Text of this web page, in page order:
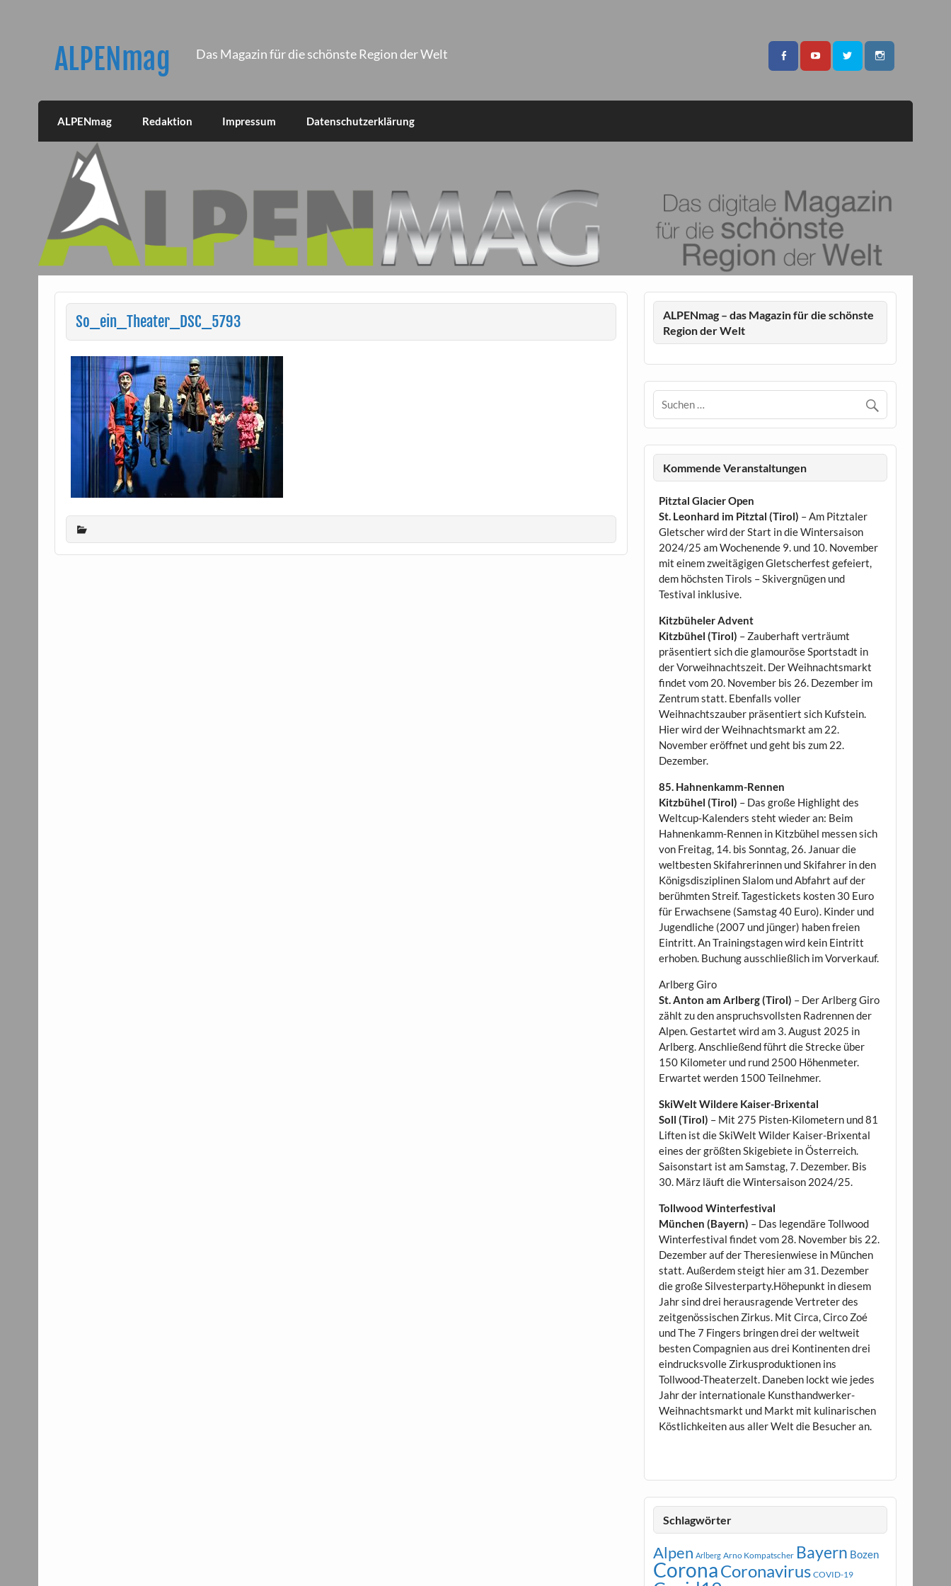
ALPENmag Das Magazin für die schönste Region der Welt
ALPENmag Redaktion Impressum Datenschutzerklärung
So_ein_Theater_DSC_5793
ALPENmag – das Magazin für die schönste
Region der Welt
Kommende Veranstaltungen
Pitztal Glacier Open
St. Leonhard im Pitztal (Tirol) – Am Pitztaler
Gletscher wird der Start in die Wintersaison
2024/25 am Wochenende 9. und 10. November
mit einem zweitägigen Gletscherfest gefeiert,
dem höchsten Tirols – Skivergnügen und
Testival inklusive.
Kitzbüheler Advent
Kitzbühel (Tirol) – Zauberhaft verträumt
präsentiert sich die glamouröse Sportstadt in
der Vorweihnachtszeit. Der Weihnachtsmarkt
findet vom 20. November bis 26. Dezember im
Zentrum statt. Ebenfalls voller
Weihnachtszauber präsentiert sich Kufstein.
Hier wird der Weihnachtsmarkt am 22.
November eröffnet und geht bis zum 22.
Dezember.
85. Hahnenkamm-Rennen
Kitzbühel (Tirol) – Das große Highlight des
Weltcup-Kalenders steht wieder an: Beim
Hahnenkamm-Rennen in Kitzbühel messen sich
von Freitag, 14. bis Sonntag, 26. Januar die
weltbesten Skifahrerinnen und Skifahrer in den
Königsdisziplinen Slalom und Abfahrt auf der
berühmten Streif. Tagestickets kosten 30 Euro
für Erwachsene (Samstag 40 Euro). Kinder und
Jugendliche (2007 und jünger) haben freien
Eintritt. An Trainingstagen wird kein Eintritt
erhoben. Buchung ausschließlich im Vorverkauf.
Arlberg Giro
St. Anton am Arlberg (Tirol) – Der Arlberg Giro
zählt zu den anspruchsvollsten Radrennen der
Alpen. Gestartet wird am 3. August 2025 in
Arlberg. Anschließend führt die Strecke über
150 Kilometer und rund 2500 Höhenmeter.
Erwartet werden 1500 Teilnehmer.
SkiWelt Wildere Kaiser-Brixental
Soll (Tirol) – Mit 275 Pisten-Kilometern und 81
Liften ist die SkiWelt Wilder Kaiser-Brixental
eines der größten Skigebiete in Österreich.
Saisonstart ist am Samstag, 7. Dezember. Bis
30. März läuft die Wintersaison 2024/25.
Tollwood Winterfestival
München (Bayern) – Das legendäre Tollwood
Winterfestival findet vom 28. November bis 22.
Dezember auf der Theresienwiese in München
statt. Außerdem steigt hier am 31. Dezember
die große Silvesterparty.Höhepunkt in diesem
Jahr sind drei herausragende Vertreter des
zeitgenössischen Zirkus. Mit Circa, Circo Zoé
und The 7 Fingers bringen drei der weltweit
besten Compagnien aus drei Kontinenten drei
eindrucksvolle Zirkusproduktionen ins
Tollwood-Theaterzelt. Daneben lockt wie jedes
Jahr der internationale Kunsthandwerker-
Weihnachtsmarkt und Markt mit kulinarischen
Köstlichkeiten aus aller Welt die Besucher an.
Schlagwörter
Alpen Arlberg Arno Kompatscher Bayern Bozen
CoronaCoronavirus COVID-19